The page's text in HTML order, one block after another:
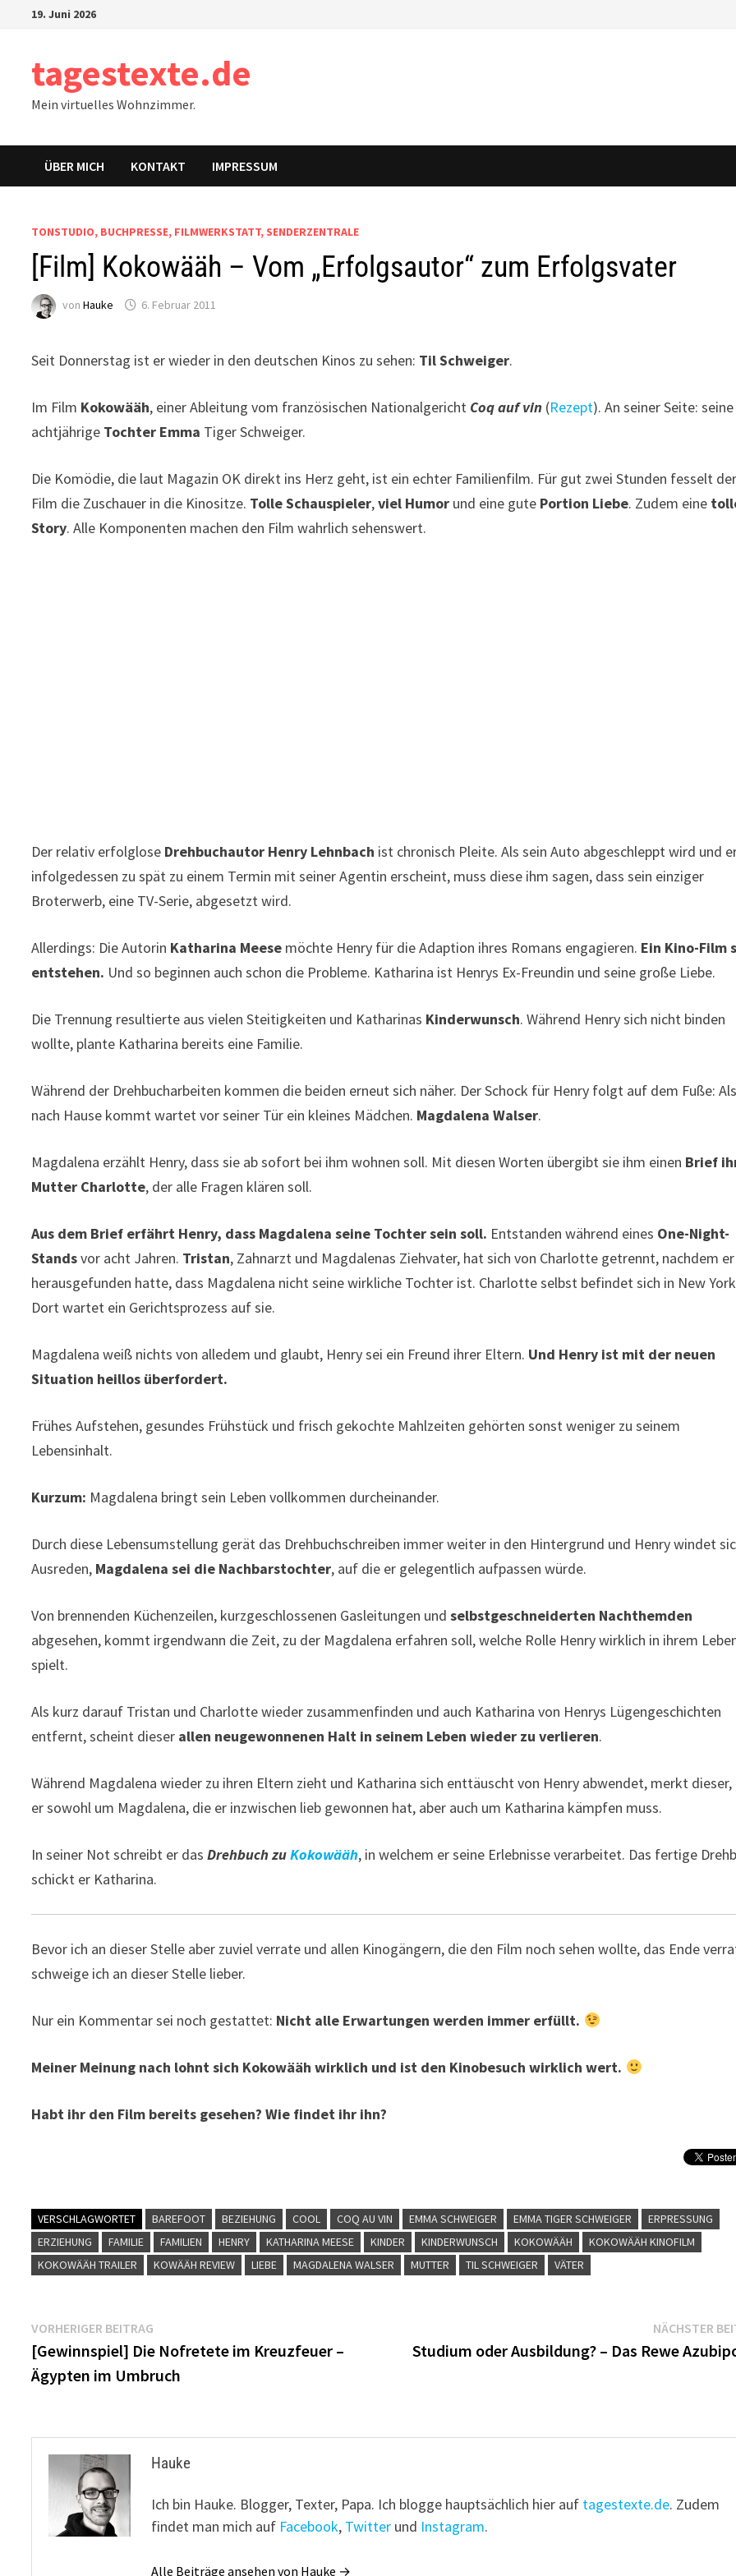
19. Juni 2026
tagestexte.de
Mein virtuelles Wohnzimmer.
ÜBER MICH KONTAKT IMPRESSUM
TONSTUDIO, BUCHPRESSE, FILMWERKSTATT, SENDERZENTRALE
[Film] Kokowääh – Vom „Erfolgsautor“ zum Erfolgsvater
vonHauke 6. Februar 2011
Seit Donnerstag ist er wieder in den deutschen Kinos zu sehen: Til Schweiger.
Im Film Kokowääh, einer Ableitung vom französischen Nationalgericht Coq auf vin (Rezept). An seiner Seite: seine
achtjährige Tochter Emma Tiger Schweiger.
Die Komödie, die laut Magazin OK direkt ins Herz geht, ist ein echter Familienfilm. Für gut zwei Stunden fesselt der
Film die Zuschauer in die Kinositze. Tolle Schauspieler,viel Humor und eine gute Portion Liebe. Zudem eine
Story. Alle Komponenten machen den Film wahrlich sehenswert.
Der relativ erfolglose Drehbuchautor Henry Lehnbach ist chronisch Pleite. Als sein Auto abgeschleppt wird und
infolgedessen zu spät zu einem Termin mit seiner Agentin erscheint, muss diese ihm sagen, dass sein einziger
Broterwerb, eine TV-Serie, abgesetzt wird.
Allerdings: Die Autorin Katharina Meese möchte Henry für die Adaption ihres Romans engagieren. Ein Kino-Film
entstehen. Und so beginnen auch schon die Probleme. Katharina ist Henrys Ex-Freundin und seine große Liebe.
Die Trennung resultierte aus vielen Steitigkeiten und Katharinas Kinderwunsch. Während Henry sich nicht binden
wollte, plante Katharina bereits eine Familie.
Während der Drehbucharbeiten kommen die beiden erneut sich näher. Der Schock für Henry folgt auf dem Fuße:
nach Hause kommt wartet vor seiner Tür ein kleines Mädchen. Magdalena Walser.
Magdalena erzählt Henry, dass sie ab sofort bei ihm wohnen soll. Mit diesen Worten übergibt sie ihm einen Brief
Mutter Charlotte, der alle Fragen klären soll.
Aus dem Brief erfährt Henry, dass Magdalena seine Tochter sein soll. Entstanden während eines One-Night-
Standsvor acht Jahren. Tristan, Zahnarzt und Magdalenas Ziehvater, hat sich von Charlotte getrennt, nachdem er
herausgefunden hatte, dass Magdalena nicht seine wirkliche Tochter ist. Charlotte selbst befindet sich in New
Dort wartet ein Gerichtsprozess auf sie.
Magdalena weiß nichts von alledem und glaubt, Henry sei ein Freund ihrer Eltern. Und Henry ist mit der neuen
Situation heillos überfordert.
Frühes Aufstehen, gesundes Frühstück und frisch gekochte Mahlzeiten gehörten sonst weniger zu seinem
Lebensinhalt.
Kurzum: Magdalena bringt sein Leben vollkommen durcheinander.
Durch diese Lebensumstellung gerät das Drehbuchschreiben immer weiter in den Hintergrund und Henry windet
Ausreden, Magdalena sei die Nachbarstochter, auf die er gelegentlich aufpassen würde.
Von brennenden Küchenzeilen, kurzgeschlossenen Gasleitungen undselbstgeschneiderten Nachthemden
abgesehen, kommt irgendwann die Zeit, zu der Magdalena erfahren soll, welche Rolle Henry wirklich in ihrem
spielt.
Als kurz darauf Tristan und Charlotte wieder zusammenfinden und auch Katharina von Henrys Lügengeschichten
entfernt, scheint dieser allen neugewonnenen Halt in seinem Leben wieder zu verlieren.
Während Magdalena wieder zu ihren Eltern zieht und Katharina sich enttäuscht von Henry abwendet, merkt dieser,
er sowohl um Magdalena, die er inzwischen lieb gewonnen hat, aber auch um Katharina kämpfen muss.
In seiner Not schreibt er dasDrehbuch zuKokowääh, in welchem er seine Erlebnisse verarbeitet. Das fertige
schickt er Katharina.
Bevor ich an dieser Stelle aber zuviel verrate und allen Kinogängern, die den Film noch sehen wollte, das Ende
schweige ich an dieser Stelle lieber.
Nur ein Kommentar sei noch gestattet: Nicht alle Erwartungen werden immer erfüllt.
Meiner Meinung nach lohnt sich Kokowääh wirklich und ist den Kinobesuch wirklich wert.
Habt ihr den Film bereits gesehen? Wie findet ihr ihn?
VERSCHLAGWORTET BAREFOOT BEZIEHUNG COOL COQ AU VIN EMMA SCHWEIGER EMMA TIGER SCHWEIGER
ERPRESSUNG
ERZIEHUNG
FAMILIE FAMILIEN HENRY KATHARINA MEESE KINDER KINDERWUNSCH KOKOWÄÄH
KOKOWÄÄH KINOFILM
KOKOWÄÄH TRAILER
KOWÄÄH REVIEW LIEBE MAGDALENA WALSER MUTTER TIL SCHWEIGER VÄTER
Beitragsnavigation
VORHERIGER BEITRAG
Beitrag:
[Gewinnspiel] Die Nofretete im Kreuzfeuer –
Ägypten im Umbruch
NÄCHSTER
Studium oder Ausbildung? – Das Rewe
Hauke
Ich bin Hauke. Blogger, Texter, Papa. Ich blogge hauptsächlich hier auf tagestexte.de. Zudem
findet man mich auf Facebook, Twitter und Instagram.
Alle Beiträge ansehen von Hauke →